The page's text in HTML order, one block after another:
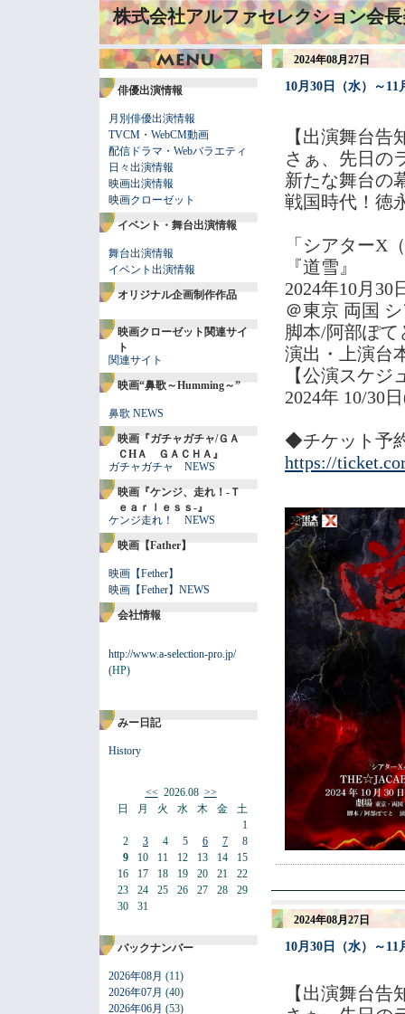
株式会社アルファセレクション会
俳優出演情報
月別俳優出演情報
TVCM・WebCM動画
配信ドラマ・Webバラエティ
日々出演情報
映画出演情報
映画クローゼット
イベント・舞台出演情報
舞台出演情報
イベント出演情報
オリジナル企画制作作品
映画クローゼット関連サイ
ト
関連サイト
映画“鼻歌～Humming～”
鼻歌 NEWS
映画『ガチャガチャ/ＧＡ
ＣHＡ ＧＡＣＨＡ』
ガチャガチャ NEWS
映画『ケンジ、走れ！-Ｔ
ｅａｒｌｅｓｓ-』
ケンジ走れ！ NEWS
映画【Father】
映画【Fether】
映画【Fether】NEWS
会社情報
http://www.a-selection-pro.jp/
(HP)
みー日記
History
<<2026.08 >>
日
2
9
16
23
30
月
3
10
17
24
31
火
4
11
18
25
水
5
12
19
26
木
6
13
20
27
金
7
14
21
28
土
1
8
15
22
29
バックナンバー
2026年08月 (11)
2026年07月 (40)
2026年06月 (53)
2024年08月27日
10月30日（水）～
【出演舞台告
さぁ、先日の
新たな舞台の
戦国時代！徳
「シアターX
『道雪』
2024年10月30
＠東京 両国
脚本/阿部ぽて
演出・上演台
【公演スケジ
2024年 10/30
◆チケット予
https://
2024年08月27日
10月30日（水）～
【出演舞台告